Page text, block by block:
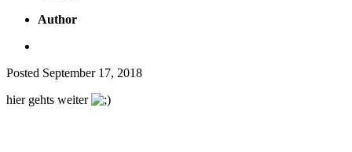
Author
Posted September 17, 2018
hier gehts weiter